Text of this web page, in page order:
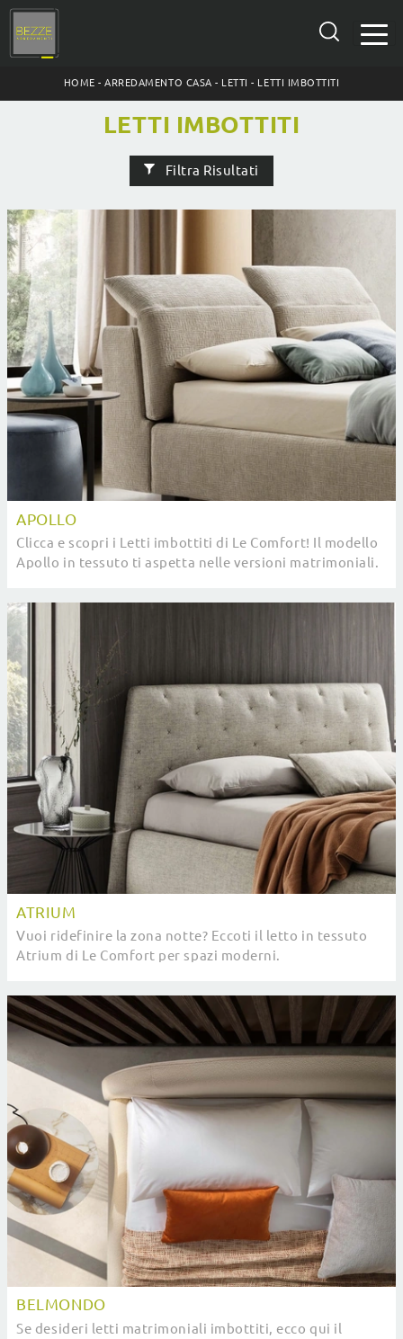
HOME -ARREDAMENTO CASA - LETTI - LETTI IMBOTTITI
LETTI IMBOTTITI
Filtra Risultati
APOLLO
Clicca e scopri i Letti imbottiti di Le Comfort! Il modello
Apollo in tessuto ti aspetta nelle versioni matrimoniali.
ATRIUM
Vuoi ridefinire la zona notte? Eccoti il letto in tessuto
Atrium di Le Comfort per spazi moderni.
BELMONDO
Se desideri letti matrimoniali imbottiti, ecco qui il